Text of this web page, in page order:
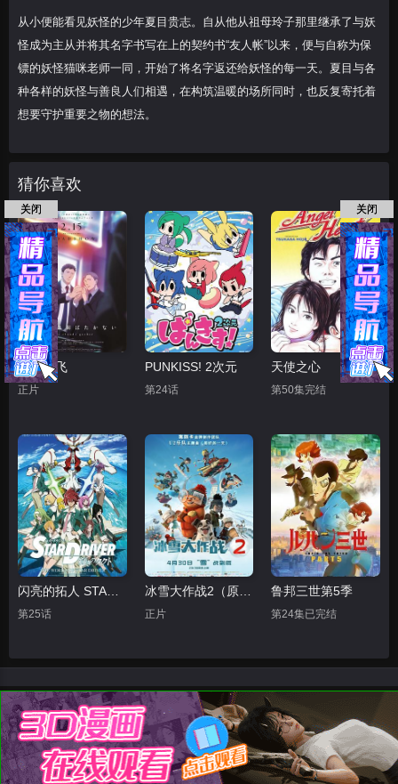
从小便能看见妖怪的少年夏目贵志。自从他从祖母玲子那里继承了与妖
怪成为主从并将其名字书写在上的契约书“友人帐”以来，便与自称为保
镖的妖怪猫咪老师一同，开始了将名字返还给妖怪的每一天。夏目与各
种各样的妖怪与善良人们相遇，在构筑温暖的场所同时，也反复寄托着
想要守护重要之物的想法。
猜你喜欢
鸣鸟不飞
正片
PUNKISS! 2次元
第24话
天使之心
第50集完结
第25话
冰雪大作战2（原声版）
正片
鲁邦三世第5季
第24集已完结
关闭 关闭